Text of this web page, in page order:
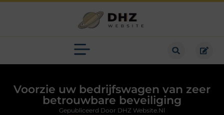
Voorzie uw bedrijfswagen van zeer
betrouwbare beveiliging
Gepubliceerd Door DHZ Website.nl